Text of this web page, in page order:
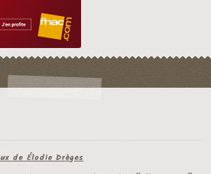
de Élodie Drèges